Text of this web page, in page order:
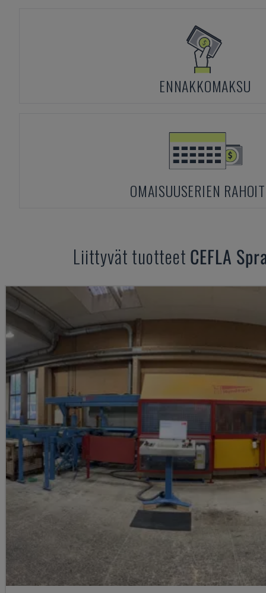
ENNAKKOMAKSU
OMAISUUSERIEN
Liittyvät tuotteet CEFLA